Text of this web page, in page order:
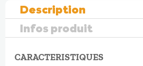
Description
Infos produit
CARACTERISTIQUES